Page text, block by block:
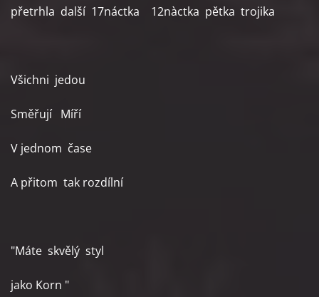
přetrhla další 17náctka 12nàctka pětka trojika
Všichni jedou
Směřují Míří
V jednom čase
A přitom tak rozdílní
"Máte skvělý styl
jako Korn "